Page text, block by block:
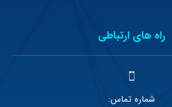
راه های ارتباطی
شماره تماس: